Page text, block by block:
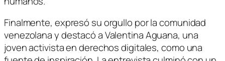
Finalmente, expresó su orgullo por la comunidad
venezolana y destacó a Valentina Aguana, una
joven activista en derechos digitales, como una